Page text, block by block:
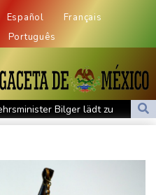
Español
Français
Português
Bilger lädt zu
auf Verdi-